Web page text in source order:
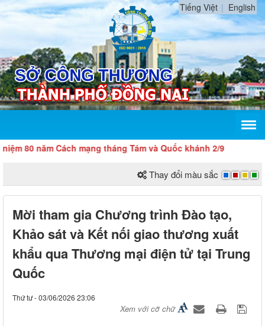
Tiếng Việt English
Cách mạng tháng Tám và Quốc khánh 2/9
Thay đổi màu sắc
Mời tham gia Chương trình Đào tạo,
Khảo sát và Kết nối giao thương xuất
khẩu qua Thương mại điện tử tại Trung
Quốc
Thứ tư - 03/06/2026 23:06
Xem với cỡ chữ